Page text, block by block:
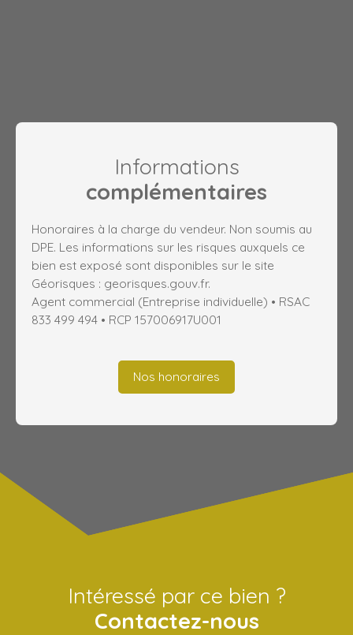
Informations
complémentaires
Honoraires à la charge du vendeur. Non soumis au
DPE. Les informations sur les risques auxquels ce
bien est exposé sont disponibles sur le site
Géorisques : georisques.gouv.fr.
Agent commercial (Entreprise individuelle) • RSAC
833 499 494 • RCP 157006917U001
Nos honoraires
Intéressé par ce bien ?
Contactez-nous